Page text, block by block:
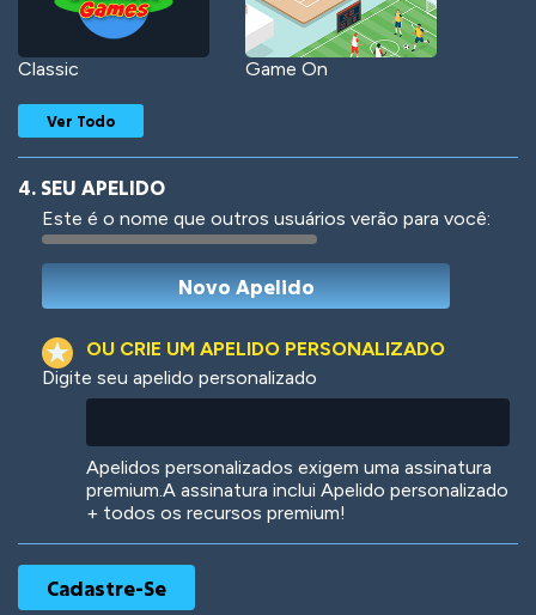
Classic Game On
Woof Jungle Cats
Ver Todo
4. SEU APELIDO
Este é o nome que outros usuários verão para você:
OU CRIE UM APELIDO PERSONALIZADO
Digite seu apelido personalizado
Apelidos personalizados exigem uma assinatura
premium.A assinatura inclui Apelido personalizado
+ todos os recursos premium!